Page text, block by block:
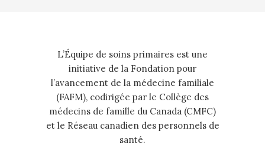
L’Équipe de soins primaires est une
initiative de la Fondation pour
l’avancement de la médecine familiale
(FAFM), codirigée par le Collège des
médecins de famille du Canada (CMFC)
et le Réseau canadien des personnels de
santé.